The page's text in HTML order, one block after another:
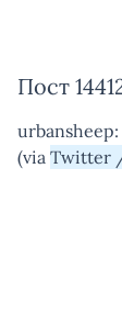
Пост
urbansheep:
(via Twitter